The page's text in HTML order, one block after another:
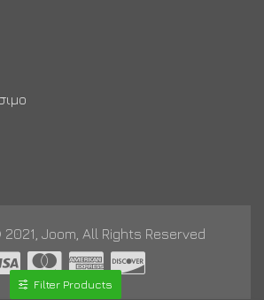
Joom, All Rights Reserved
Filter Products